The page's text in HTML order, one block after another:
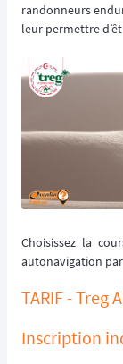
randonneurs
leur permettre
Choisissez la
autonavigation par
TARIF - Treg
Inscription